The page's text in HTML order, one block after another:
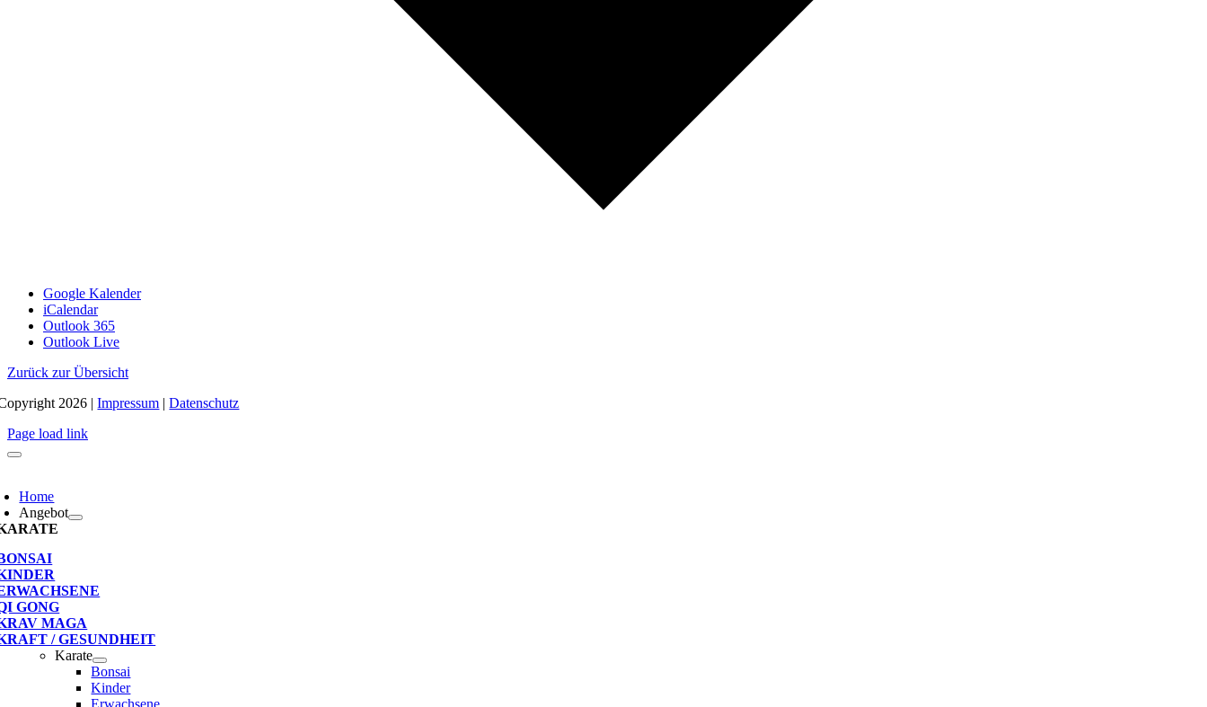
Google Kalender
iCalendar
Outlook 365
Outlook Live
Zurück zur Übersicht
2026 |Impressum |Datenschutz
Page load link
Home
Angebot
GONG
MAGA
/ GESUNDHEIT
Karate
Bonsai
Kinder
Erwachsene